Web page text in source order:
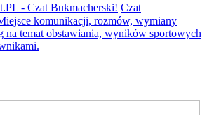
- Czat Bukmacherski! Czat
komunikacji, rozmów, wymiany
na temat obstawiania, wyników sportowych